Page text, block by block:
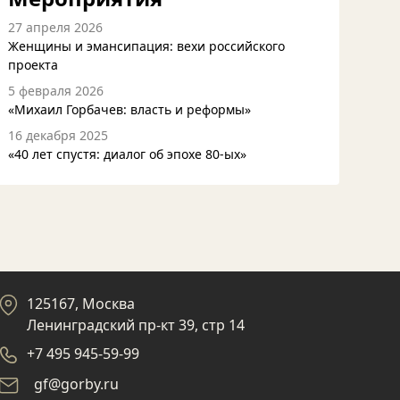
27 апреля 2026
Женщины и эмансипация: вехи российского
проекта
5 февраля 2026
«Михаил Горбачев: власть и реформы»
16 декабря 2025
«40 лет спустя: диалог об эпохе 80-ых»
125167, Москва
Ленинградский пр-кт 39, стр 14
+7 495 945-59-99
gf@gorby.ru